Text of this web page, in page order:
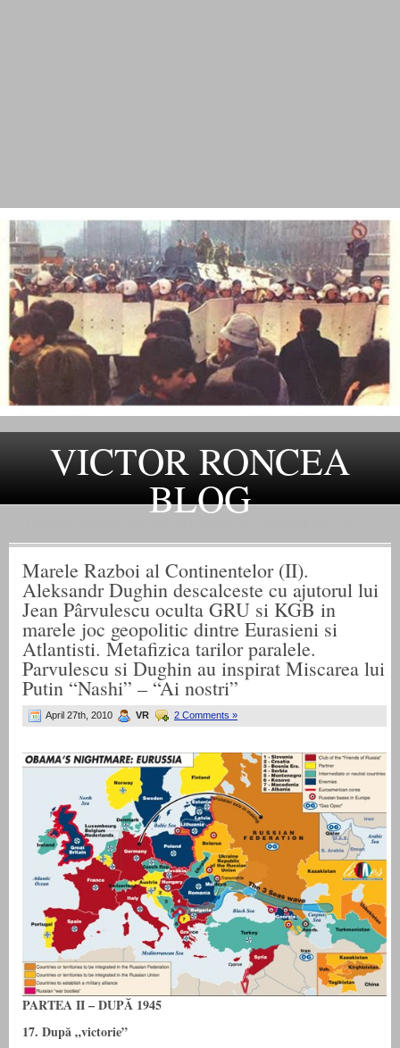
VICTOR RONCEA
BLOG
Marele Razboi al Continentelor (II).
Aleksandr Dughin descalceste cu ajutorul lui
Jean Pârvulescu oculta GRU si KGB in
marele joc geopolitic dintre Eurasieni si
Atlantisti. Metafizica tarilor paralele.
Parvulescu si Dughin au inspirat Miscarea lui
Putin “Nashi” – “Ai nostri”
April 27th, 2010 VR 2 Comments »
PARTEA II – DUPĂ 1945
17. După „victorie”